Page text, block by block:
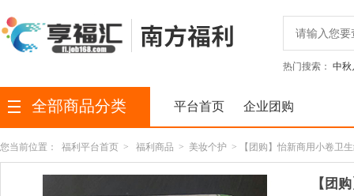
热门搜索： 中秋
全部商品分类 平台首页 企业团购
您当前位置： 福利平台首页 > 福利商品 > 美妆个护 > 【团购】怡新商用小卷卫
【团